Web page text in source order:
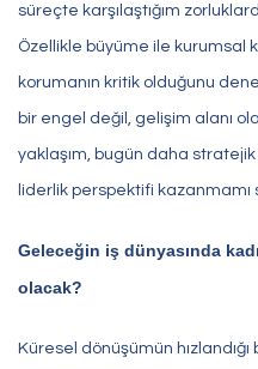
süreçte karşılaştığım
Özellikle büyüme ile kurumsal
korumanın kritik olduğunu
bir engel değil, gelişim alanı
yaklaşım, bugün daha
liderlik perspektifi kazanmamı
Geleceğin iş dünyasında
olacak?
Küresel dönüşümün